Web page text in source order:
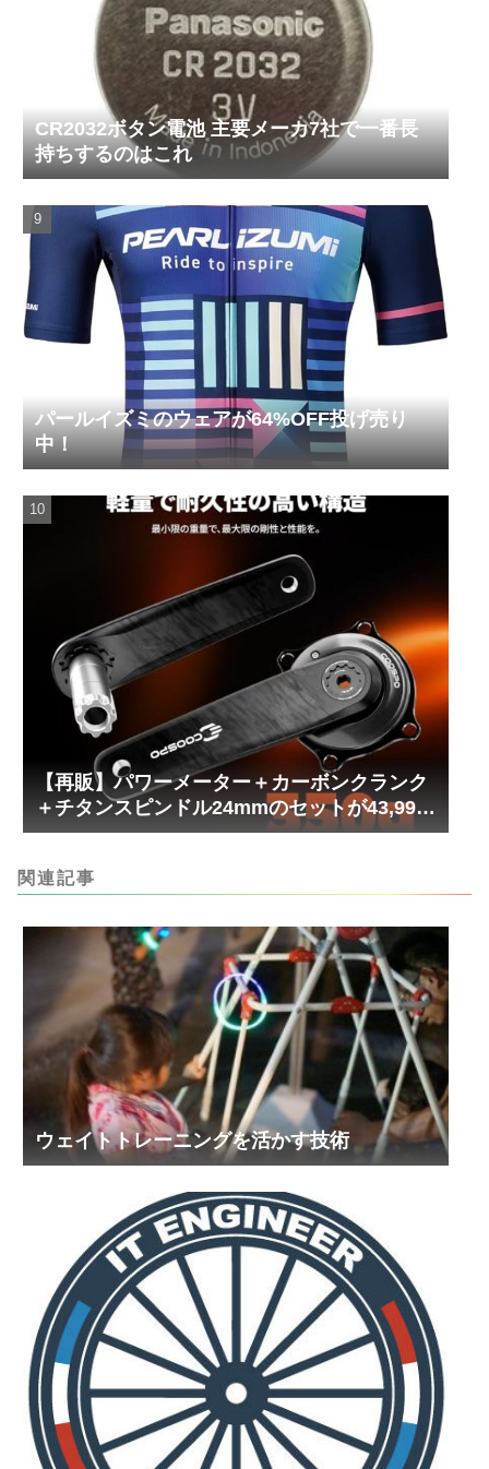
CR2032ボタン電池 主要メーカ7社で一番長
持ちするのはこれ
パールイズミのウェアが64%OFF投げ売り
中！
【再販】パワーメーター＋カーボンクランク
＋チタンスピンドル24mmのセットが43,999
円！
関連記事
ウェイトトレーニングを活かす技術